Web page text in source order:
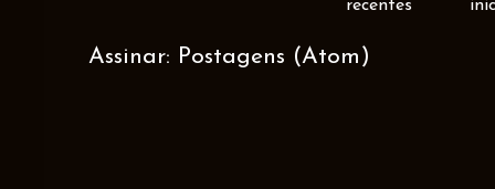
recentes
Assinar: Postagens (Atom)